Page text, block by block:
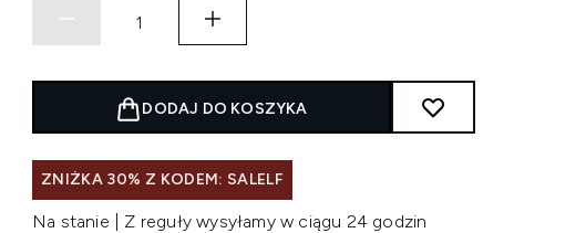
DODAJ DO KOSZYKA
ZNIŻKA 30% Z KODEM: SALELF
Na stanie | Z reguły wysyłamy w ciągu 24 godzin